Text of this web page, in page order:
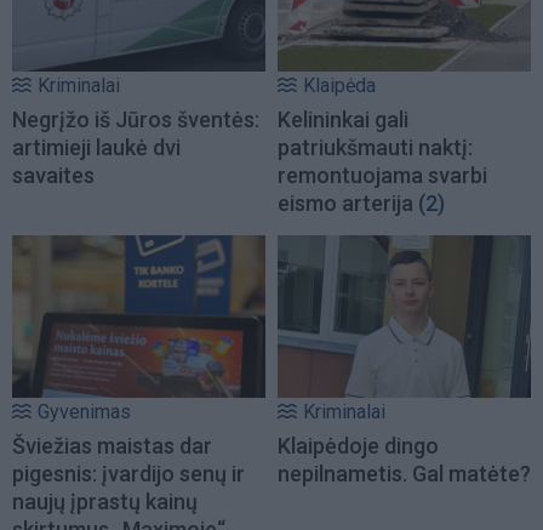
Kriminalai
Negrįžo iš Jūros šventės:
artimieji laukė dvi
savaites
Klaipėda
Kelininkai gali
patriukšmauti naktį:
remontuojama svarbi
eismo arterija (2)
Gyvenimas
Šviežias maistas dar
pigesnis: įvardijo senų ir
naujų įprastų kainų
Kriminalai
Klaipėdoje dingo
nepilnametis. Gal matėte?